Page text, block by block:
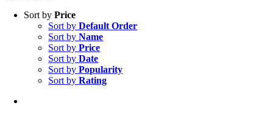
Sort byPrice
Sort byDefault Order
Sort byName
Sort byPrice
Sort byDate
Sort byPopularity
Sort byRating